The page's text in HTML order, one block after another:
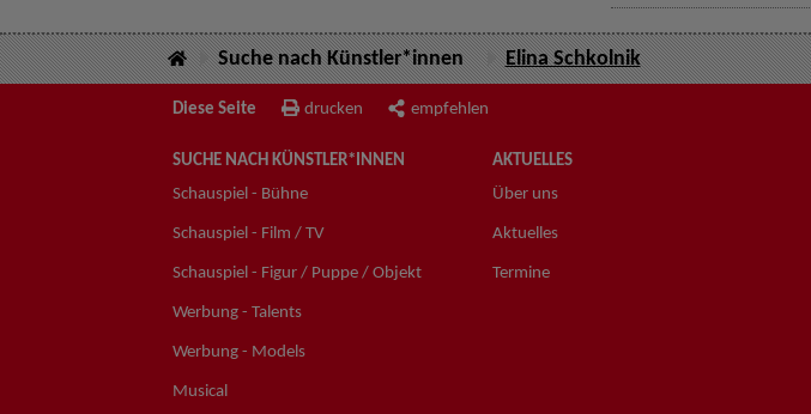
Suche nach Künstler*innen Elina Schkolnik
Diese Seite drucken empfehlen
SUCHE NACH KÜNSTLER*INNEN
Schauspiel - Bühne
Schauspiel - Film / TV
Schauspiel - Figur / Puppe / Objekt
Werbung - Talents
Werbung - Models
Musical
AKTUELLES
Über uns
Aktuelles
Termine